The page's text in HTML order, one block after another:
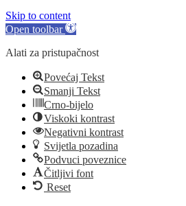
Skip to content
Open toolbar
Alati za pristupačnost
Povećaj Tekst
Smanji Tekst
Crno-bijelo
Viskoki kontrast
Negativni kontrast
Svijetla pozadina
Podvuci poveznice
Čitljivi font
Reset